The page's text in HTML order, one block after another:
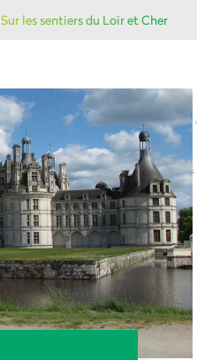
Sur les sentiers du Loir et Cher